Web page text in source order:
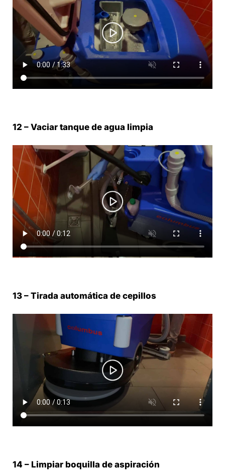
12 – Vaciar tanque de agua limpia
13 – Tirada automática de cepillos
14 – Limpiar boquilla de aspiración